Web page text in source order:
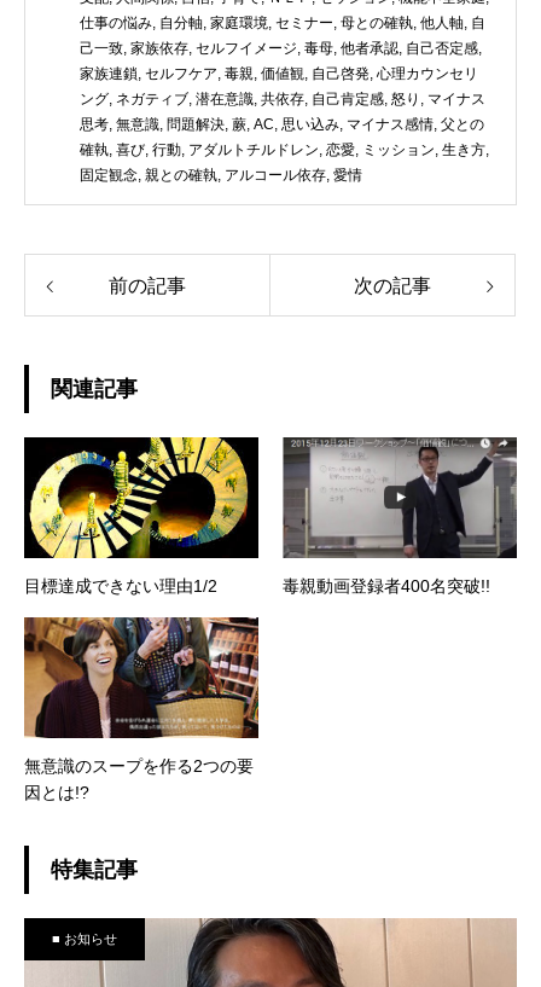
仕事の悩み, 自分軸, 家庭環境, セミナー, 母との確執, 他人軸, 自
己一致, 家族依存, セルフイメージ, 毒母, 他者承認, 自己否定感,
家族連鎖, セルフケア, 毒親, 価値観, 自己啓発, 心理カウンセリ
ング, ネガティブ, 潜在意識, 共依存, 自己肯定感, 怒り , マイナス
思考, 無意識, 問題解決, 蕨, AC, 思い込み, マイナス感情, 父との
確執, 喜び, 行動, アダルトチルドレン, 恋愛, ミッション, 生き方,
固定観念, 親との確執, アルコール依存, 愛情
前の記事 次の記事
関連記事
目標達成できない理由1/2 毒親動画登録者400名突破!!
無意識のスープを作る2つの要
因とは!?
特集記事
■ お知らせ